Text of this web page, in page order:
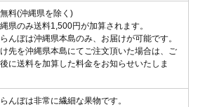
料(沖縄県を除く)
県のみ送料1,500円が加算されます。
んぼは沖縄県本島のみ、お届けが可能です。
先を沖縄県本島にてご注文頂いた場合は、ご
に送料を加算した料金をお知らせいたしま
んぼは非常に繊細な果物です。